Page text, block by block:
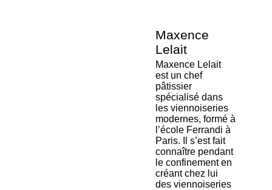
Maxence
Lelait
Maxence Lelait
est un chef
pâtissier
spécialisé dans
les viennoiseries
modernes, formé à
l’école Ferrandi à
Paris. Il s’est fait
connaître pendant
le confinement en
créant chez lui
des viennoiseries